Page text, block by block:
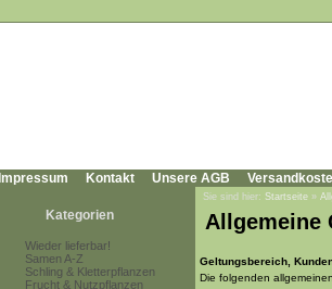
Impressum Kontakt Unsere AGB
Kategorien
Wieder lieferbar!
Samen A-Z
Schling & Kletterpflanzen
Frucht & Nutzpflanzen
Sie sind hier: Startseite »
Allgemeine
Geltungsbereich,
Die folgenden